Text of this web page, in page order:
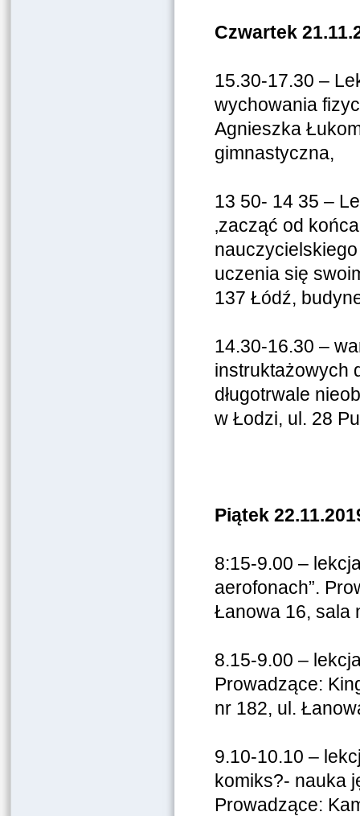
Czwartek
15.30-17.30 –
wychowania
Agnieszka
gimnastyczna,
13 50- 14 35 –
‚zacząć od
uczenia się
137 Łódź,
14.30-16.30 –
instruktażowych
długotrwale
w Łodzi, ul. 28
Piątek
8:15-9.00 –
aerofonach”.
Łanowa 16, sala
8.15-9.00 –
Prowadzące:
nr 182, ul.
9.10-10.10 –
komiks?- nauka
Prowadzące: